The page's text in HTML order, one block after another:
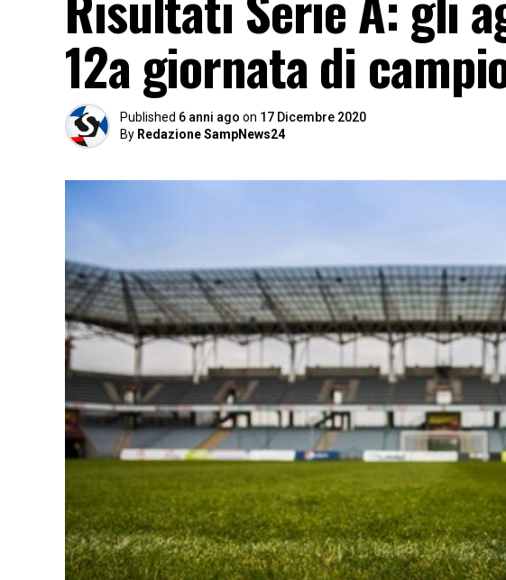
12a giornata di
Published 6 anni ago on 17 Dicembre 2020
By Redazione SampNews24